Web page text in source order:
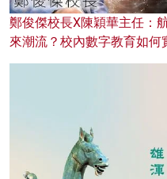
鄭俊傑校長X陳穎華主任：
來潮流？校內數字教育如何